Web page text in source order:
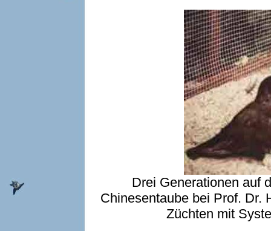
Drei Generationen auf
Chinesentaube bei Prof. Dr.
Züchten mit